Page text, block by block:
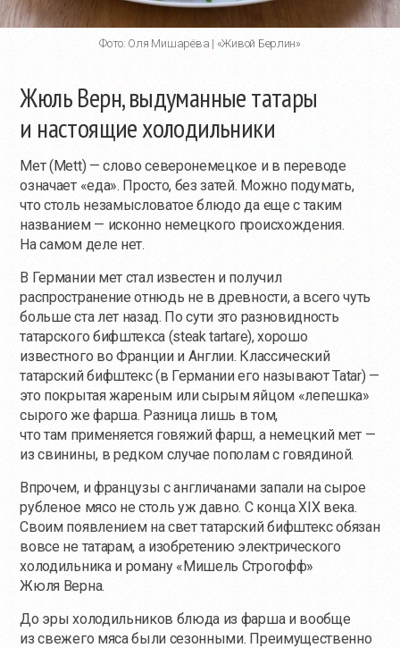
Фото: Оля Мишарёва | «Живой Берлин»
Жюль Верн, выдуманные татары
и настоящие холодильники
Мет (Mett) — слово северонемецкое и в переводе
означает «еда». Просто, без затей. Можно подумать,
что столь незамысловатое блюдо да еще с таким
названием — исконно немецкого происхождения.
На самом деле нет.
В Германии мет стал известен и получил
распространение отнюдь не в древности, а всего чуть
больше ста лет назад. По сути это разновидность
татарского бифштекса (steak tartare), хорошо
известного во Франции и Англии. Классический
татарский бифштекс (в Германии его называют Tatar) —
это покрытая жареным или сырым яйцом «лепешка»
сырого же фарша. Разница лишь в том,
что там применяется говяжий фарш, а немецкий мет —
из свинины, в редком случае пополам с говядиной.
Впрочем, и французы с англичанами запали на сырое
рубленое мясо не столь уж давно. С конца XIX века.
Своим появлением на свет татарский бифштекс обязан
вовсе не татарам, а изобретению электрического
холодильника и роману «Мишель Строгофф»
Жюля Верна.
До эры холодильников блюда из фарша и вообще
из свежего мяса были сезонными. Преимущественно